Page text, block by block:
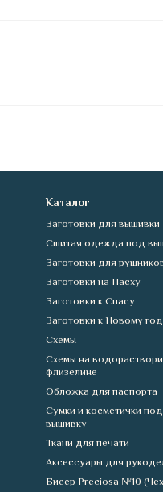
Каталог
Заготовки для вышивки
Сшитая одежда под
Заготовки для
Заготовки на Пасху
Заготовки к Спасу
Заготовки к Новому
Схемы
Схемы на
флизелине
Обложка для паспорта
Сумки и косметички под
вышивку
Ткани для печати
Аксессуары для
Бисер Preciosa №10